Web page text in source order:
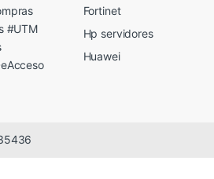
#UTM
Fortinet
Hp servidores
Huawei